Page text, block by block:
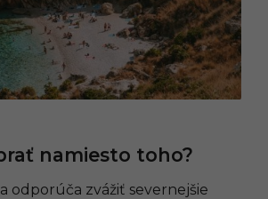
namiesto toho?
odporúča zvážiť severnejšie